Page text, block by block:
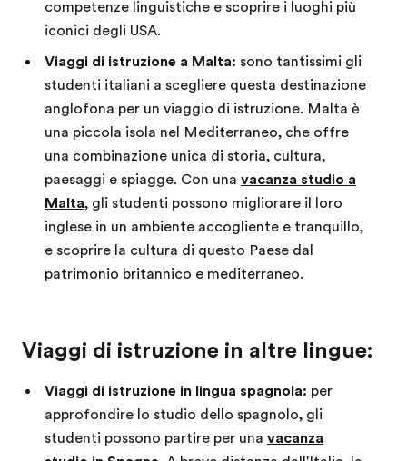
competenze linguistiche e scoprire i luoghi più
iconici degli USA.
Viaggi di istruzione a Malta: sono tantissimi gli
studenti italiani a scegliere questa destinazione
anglofona per un viaggio di istruzione. Malta è
una piccola isola nel Mediterraneo, che offre
una combinazione unica di storia, cultura,
paesaggi e spiagge. Con una vacanza studio a
Malta, gli studenti possono migliorare il loro
inglese in un ambiente accogliente e tranquillo,
e scoprire la cultura di questo Paese dal
patrimonio britannico e mediterraneo.
Viaggi di istruzione in altre lingue:
Viaggi di istruzione in lingua spagnola: per
approfondire lo studio dello spagnolo, gli
studenti possono partire per una vacanza